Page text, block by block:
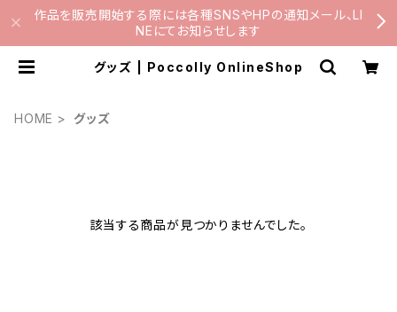
作品を販売開始する際には各種SNSやHPの通知メール、LI
NEにてお知らせします
グッズ | Poccolly OnlineShop
HOME グッズ
該当する商品が見つかりませんでした。